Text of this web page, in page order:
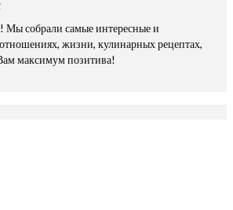
Мы собрали самые интересные и
отношениях, жизни, кулинарных рецептах,
максимум позитива!